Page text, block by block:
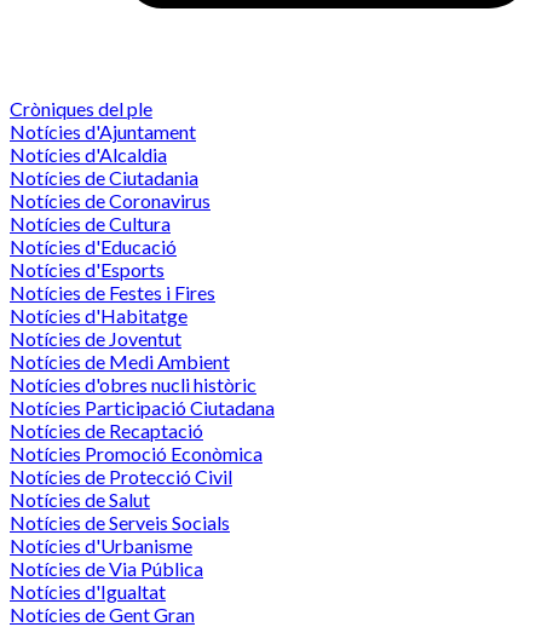
Cròniques del ple
Notícies d'Ajuntament
Notícies d'Alcaldia
Notícies de Ciutadania
Notícies de Coronavirus
Notícies de Cultura
Notícies d'Educació
Notícies d'Esports
Notícies de Festes i Fires
Notícies d'Habitatge
Notícies de Joventut
Notícies de Medi Ambient
Notícies d'obres nucli històric
Notícies Participació Ciutadana
Notícies de Recaptació
Notícies Promoció Econòmica
Notícies de Protecció Civil
Notícies de Salut
Notícies de Serveis Socials
Notícies d'Urbanisme
Notícies de Via Pública
Notícies d'Igualtat
Notícies de Gent Gran